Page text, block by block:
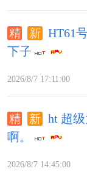
HT61
下子
2026/8/7 17:11:00
ht 超
啊。
2026/8/7 14:45:00